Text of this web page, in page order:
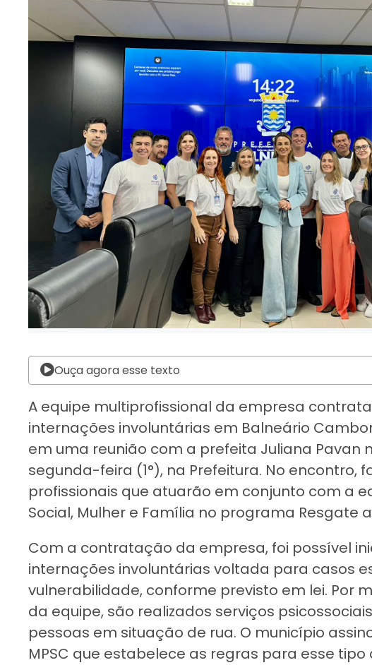
Ouça agora esse texto
A equipe multiprofissional da empresa
internações involuntárias em Balneário
em uma reunião com a prefeita Juliana Pavan
segunda-feira (1°), na Prefeitura. No encontro,
profissionais que atuarão em conjunto com a
Social, Mulher e Família no programa Resgate
Com a contratação da empresa, foi possível
internações involuntárias voltada para casos
vulnerabilidade, conforme previsto em lei. Por
da equipe, são realizados serviços
pessoas em situação de rua. O município
MPSC que estabelece as regras para esse tipo